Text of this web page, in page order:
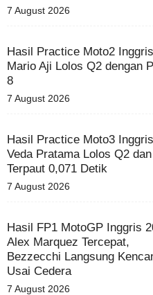
7 August 2026
Hasil Practice Moto2
Mario Aji Lolos Q2 dengan
8
7 August 2026
Hasil Practice Moto3
Veda Pratama Lolos Q2
Terpaut 0,071 Detik
7 August 2026
Hasil FP1 MotoGP Inggris
Alex Marquez Tercepat,
Bezzecchi Langsung
Usai Cedera
7 August 2026